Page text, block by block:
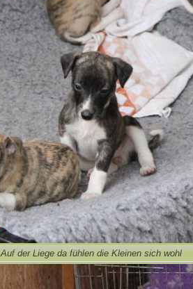
Auf der Liege da fühlen die Kleinen sich wohl